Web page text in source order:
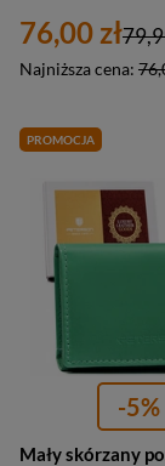
76,00 zł
Najniższa cena:
PROMOCJA
-5%